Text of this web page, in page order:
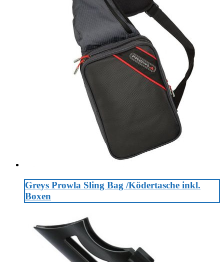
Greys Prowla Sling Bag /Ködertasche inkl.
Boxen